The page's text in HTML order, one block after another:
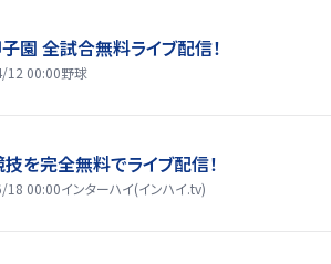
園 全試合無料ライブ配信！
12 00:00野球
を完全無料でライブ配信！
18 00:00インターハイ(インハイ.tv)